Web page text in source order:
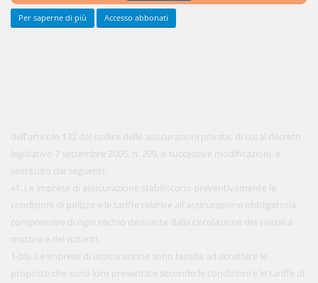
dell'articolo 132 del codice delle assicurazioni private, di cui al decreto
legislativo 7 settembre 2005, n. 209, e successive modificazioni, è
sostituito dai seguenti:
«1. Le imprese di assicurazione stabiliscono preventivamente le
condizioni di polizza e le tariffe relative all'assicurazione obbligatoria,
comprensive di ogni rischio derivante dalla circolazione dei veicoli a
motore e dei natanti.
1-bis. Le imprese di assicurazione sono tenute ad accettare le
proposte che sono loro presentate secondo le condizioni e le tariffe di
Per saperne di più Accesso abbonati